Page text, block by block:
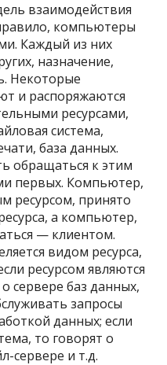
взаимодействия
компьютеры
Каждый из них
назначение,
Некоторые
и распоряжаются
ресурсами,
система,
база данных.
обращаться к этим
первых. Компьютер,
ресурсом, принято
а компьютер,
— клиентом.
видом ресурса,
ресурсом являются
сервере баз данных,
запросы
данных; если
то говорят о
сервере и т.д.